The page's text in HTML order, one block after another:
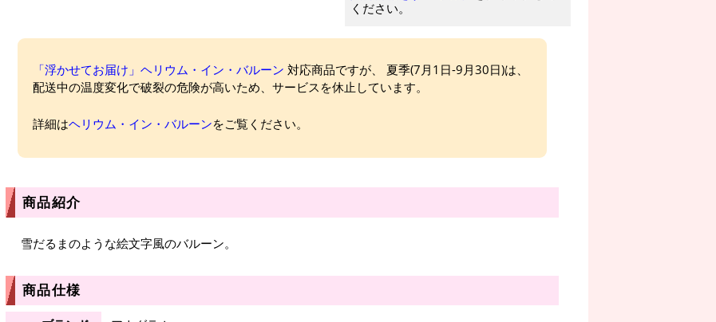
ください。
「浮かせてお届け」ヘリウム・イン・バルーン 対応商品ですが、 夏季(7月1日-9月30日)は、
配送中の温度変化で破裂の危険が高いため、サービスを休止しています。
詳細はヘリウム・イン・バルーンをご覧ください。
商品紹介
雪だるまのような絵文字風のバルーン。
商品仕様